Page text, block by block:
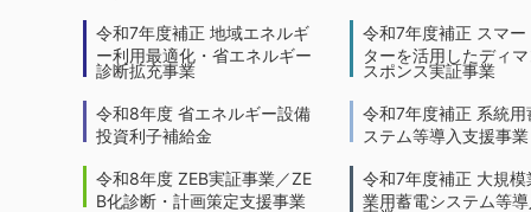
令和7年度補正 地域エネルギ
ー利用最適化・省エネルギー
診断拡充事業
令和8年度 省エネルギー設備
投資利子補給金
令和8年度 ZEB実証事業／ZE
B化診断・計画策定支援事業
令和7年度補正 スマー
ターを活用したディ
スポンス実証事業
令和7年度補正 系統用
ステム等導入支援事業
令和7年度補正 大規模
業用蓄電システム等